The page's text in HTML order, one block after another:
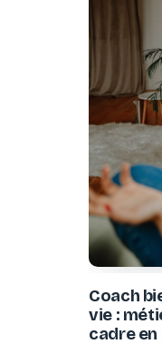
Coach
vie :
cadre en